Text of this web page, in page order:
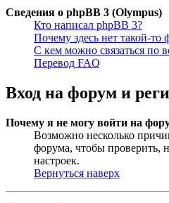
Сведения о phpBB 3 (Olympus)
Кто написал phpBB 3?
Почему здесь нет такой-то
С кем можно связаться по
Перевод FAQ
Вход на форум и
Почему я не могу войти на
Возможно несколько
форума, чтобы проверить,
настроек.
Вернуться наверх